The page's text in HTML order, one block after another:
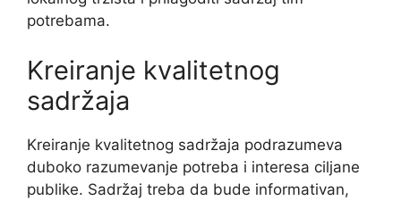
potrebama.
Kreiranje kvalitetnog
sadržaja
Kreiranje kvalitetnog sadržaja podrazumeva
duboko razumevanje potreba i interesa ciljane
publike. Sadržaj treba da bude informativan,